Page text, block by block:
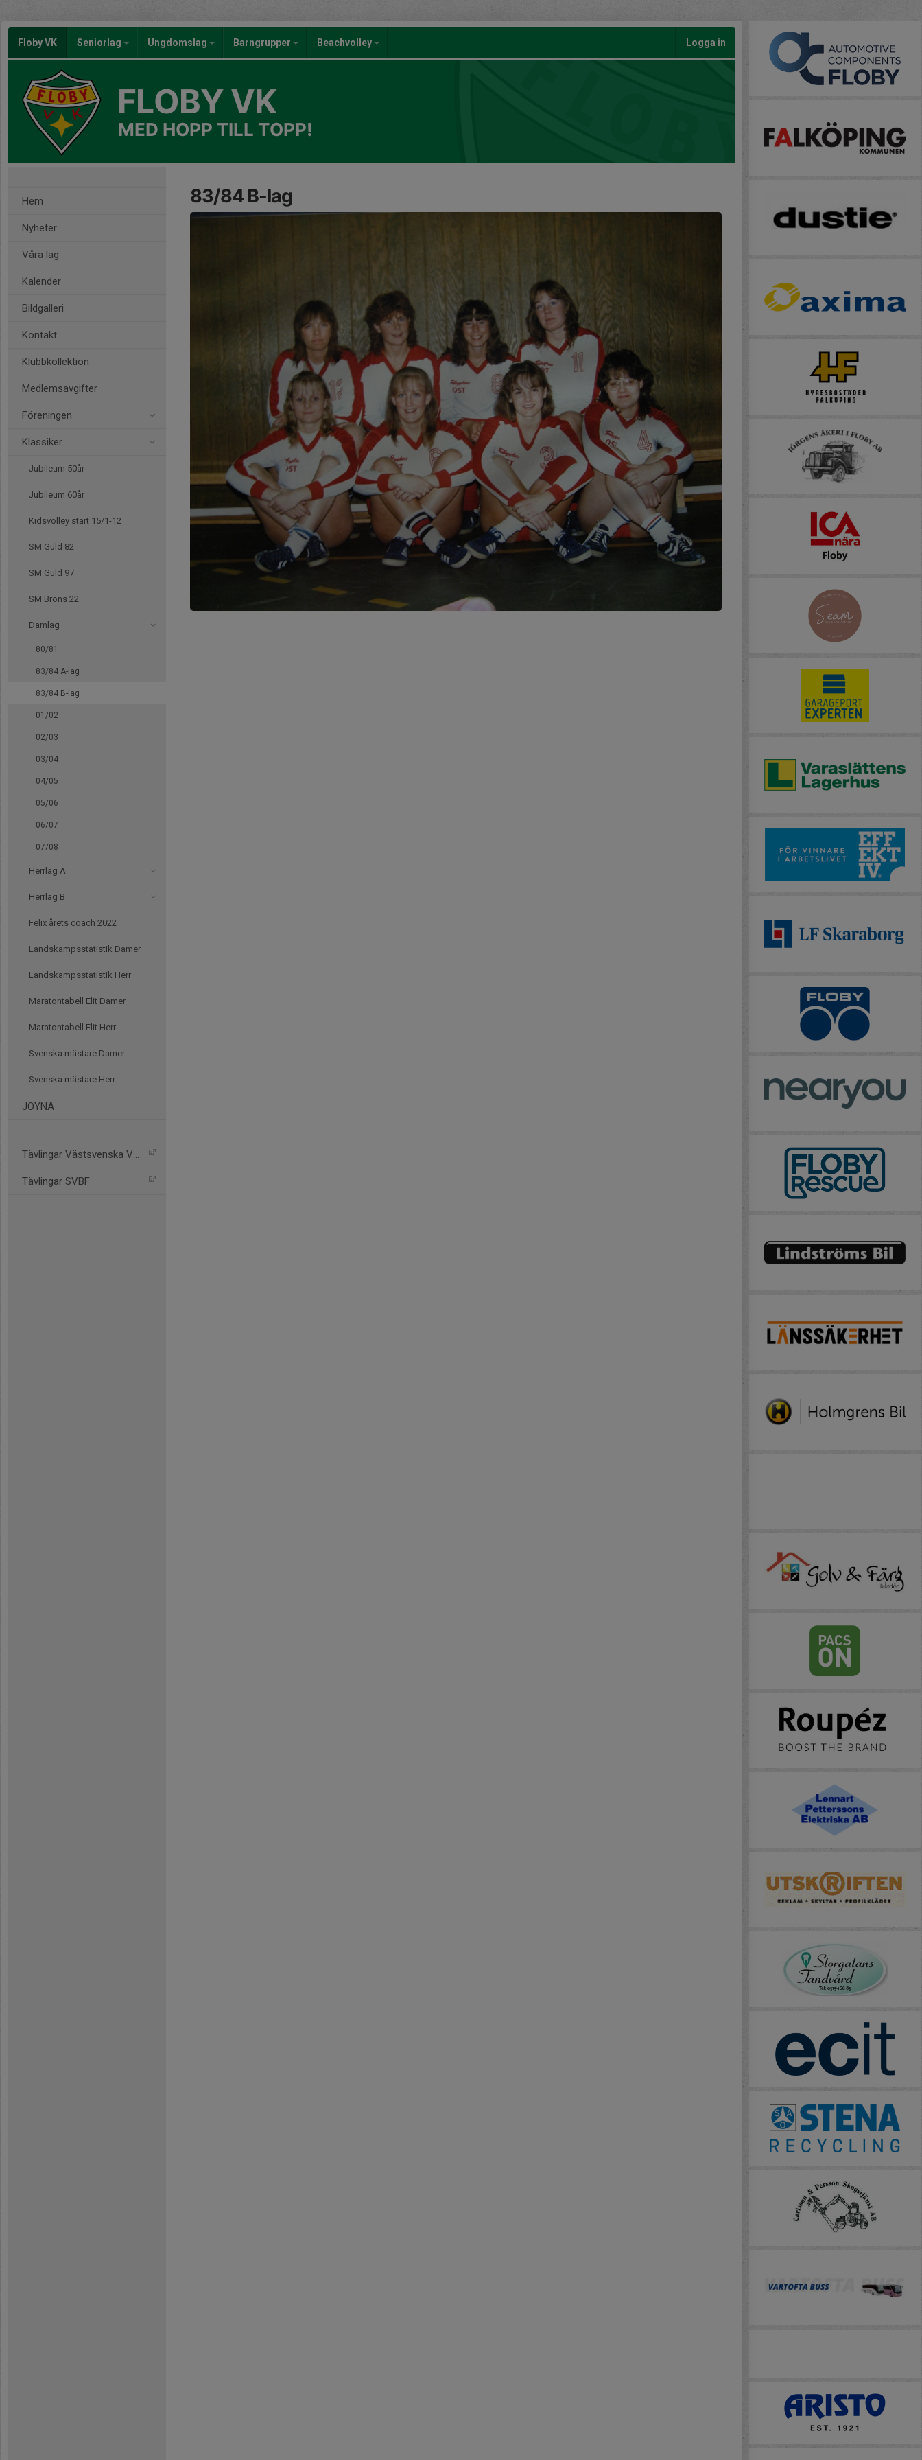
Floby VK Seniorlag Ungdomslag Barngrupper Beachvolley Logga in
FLOBY VK
MED HOPP TILL TOPP!
Hem
Nyheter
Våra lag
Kalender
Bildgalleri
Kontakt
Klubbkollektion
Medlemsavgifter
Föreningen
Klassiker
Jubileum 50år
Jubileum 60år
Kidsvolley start 15/1-12
SM Guld 82
SM Guld 97
SM Brons 22
Damlag
80/81
83/84 A-lag
83/84 B-lag
01/02
02/03
03/04
04/05
05/06
06/07
07/08
Herrlag A
Herrlag B
Felix årets coach 2022
Landskampsstatistik Damer
Landskampsstatistik Herr
Maratontabell Elit Damer
Maratontabell Elit Herr
Svenska mästare Damer
Svenska mästare Herr
JOYNA
Tävlingar Västsvenska VBF
Tävlingar SVBF
83/84 B-lag